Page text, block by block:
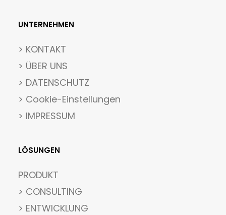
UNTERNEHMEN
> KONTAKT
> ÜBER UNS
> DATENSCHUTZ
> Cookie-Einstellungen
> IMPRESSUM
LÖSUNGEN
PRODUKT
> CONSULTING
> ENTWICKLUNG